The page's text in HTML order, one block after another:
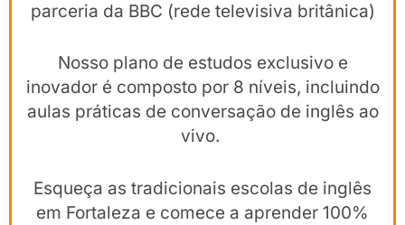
parceria da BBC (rede televisiva britânica)
Nosso plano de estudos exclusivo e
inovador é composto por 8 níveis, incluindo
aulas práticas de conversação de inglês ao
vivo.
Esqueça as tradicionais escolas de inglês
em Fortaleza e comece a aprender 100%